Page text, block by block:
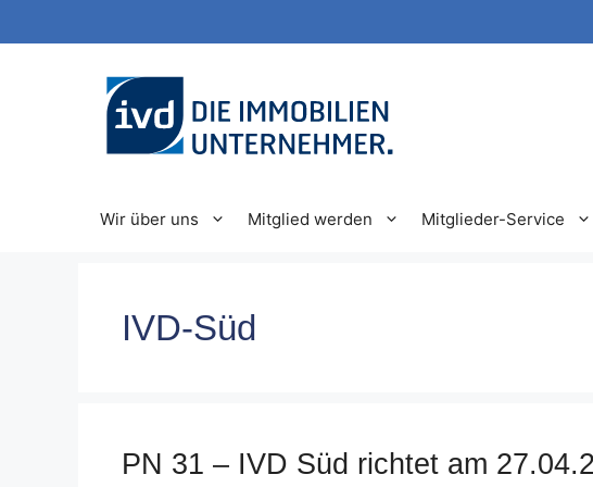
Inhalt
Wir über uns Mitglied werden Mitglieder-Service
IVD-Süd
PN 31 – IVD Süd richtet am